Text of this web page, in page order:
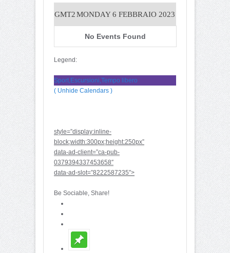
GMT2MONDAY 6 FEBBRAIO 2023
No Events Found
Legend:
Sport,Escursioni,Tempo libero
( Unhide Calendars )
style=”display:inline-
block;width:300px;height:250px”
data-ad-client=”ca-pub-
0379394337453658″
data-ad-slot=”8222587235″>
Be Sociable, Share!